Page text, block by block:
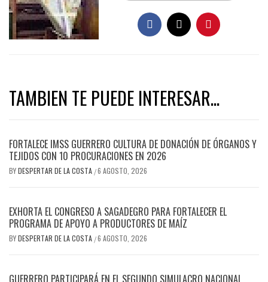
TAMBIEN TE PUEDE INTERESAR...
FORTALECE IMSS GUERRERO CULTURA DE DONACIÓN DE ÓRGANOS Y
TEJIDOS CON 10 PROCURACIONES EN 2026
BYDESPERTAR DE LA COSTA /6 AGOSTO, 2026
EXHORTA EL CONGRESO A SAGADEGRO PARA FORTALECER EL
PROGRAMA DE APOYO A PRODUCTORES DE MAÍZ
BYDESPERTAR DE LA COSTA /6 AGOSTO, 2026